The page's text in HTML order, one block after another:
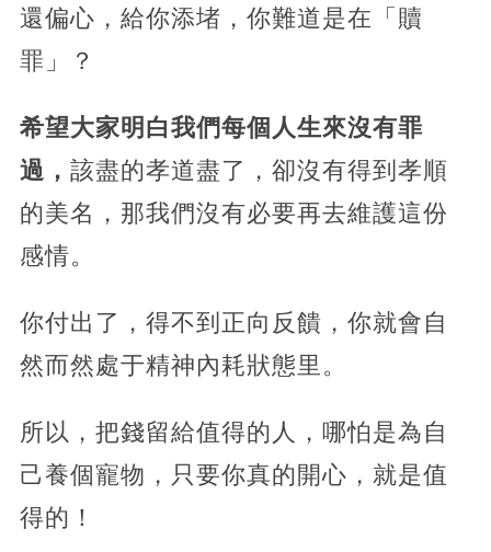
還偏心，給你添堵，你難道是在「贖
罪」？
希望大家明白我們每個人生來沒有罪
過， 該盡的孝道盡了，卻沒有得到孝順
的美名，那我們沒有必要再去維護這份
感情。
你付出了，得不到正向反饋，你就會自
然而然處于精神內耗狀態里。
所以，把錢留給值得的人，哪怕是為自
己養個寵物，只要你真的開心，就是值
得的！